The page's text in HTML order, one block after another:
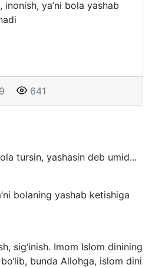
ya’ni bola yashab
641
tursin, yashasin deb umid...
bolaning yashab ketishiga
sig‘inish. Imom Islom dinining
bunda Allohga, islom dini